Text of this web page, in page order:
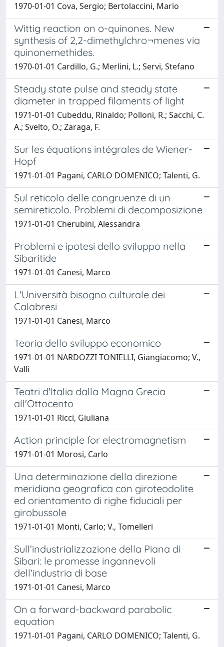
1970-01-01 Cova, Sergio; Bertolaccini, Mario
Wittig reaction on o-quinones. New
synthesis of 2,2-dimethylchro¬menes via
quinonemethides.
1970-01-01 Cardillo, G.; Merlini, L.; Servi, Stefano
Steady state pulse and steady state
diameter in trapped filaments of light
1971-01-01 Cubeddu, Rinaldo; Polloni, R.; Sacchi, C.
A.; Svelto, O.; Zaraga, F.
Sur les équations intégrales de Wiener-
Hopf
1971-01-01 Pagani, CARLO DOMENICO; Talenti, G.
Sul reticolo delle congruenze di un
semireticolo. Problemi di decomposizione
1971-01-01 Cherubini, Alessandra
Problemi e ipotesi dello sviluppo nella
Sibaritide
1971-01-01 Canesi, Marco
L'Università bisogno culturale dei
Calabresi
1971-01-01 Canesi, Marco
Teoria dello sviluppo economico
1971-01-01 NARDOZZI TONIELLI, Giangiacomo; V.,
Valli
Teatri d'Italia dalla Magna Grecia
all'Ottocento
1971-01-01 Ricci, Giuliana
Action principle for electromagnetism
1971-01-01 Morosi, Carlo
Una determinazione della direzione
meridiana geografica con giroteodolite
ed orientamento di righe fiduciali per
girobussole
1971-01-01 Monti, Carlo; V., Tomelleri
Sull'industrializzazione della Piana di
Sibari: le promesse ingannevoli
dell'industria di base
1971-01-01 Canesi, Marco
On a forward-backward parabolic
equation
1971-01-01 Pagani, CARLO DOMENICO; Talenti, G.